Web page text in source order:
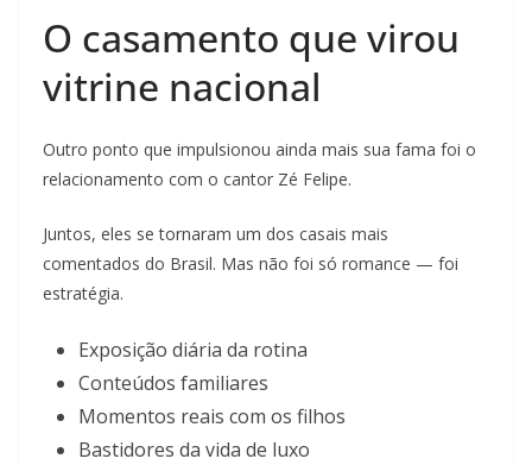
O casamento que virou
vitrine nacional
Outro ponto que impulsionou ainda mais sua fama foi o
relacionamento com o cantor Zé Felipe.
Juntos, eles se tornaram um dos casais mais
comentados do Brasil. Mas não foi só romance — foi
estratégia.
Exposição diária da rotina
Conteúdos familiares
Momentos reais com os filhos
Bastidores da vida de luxo